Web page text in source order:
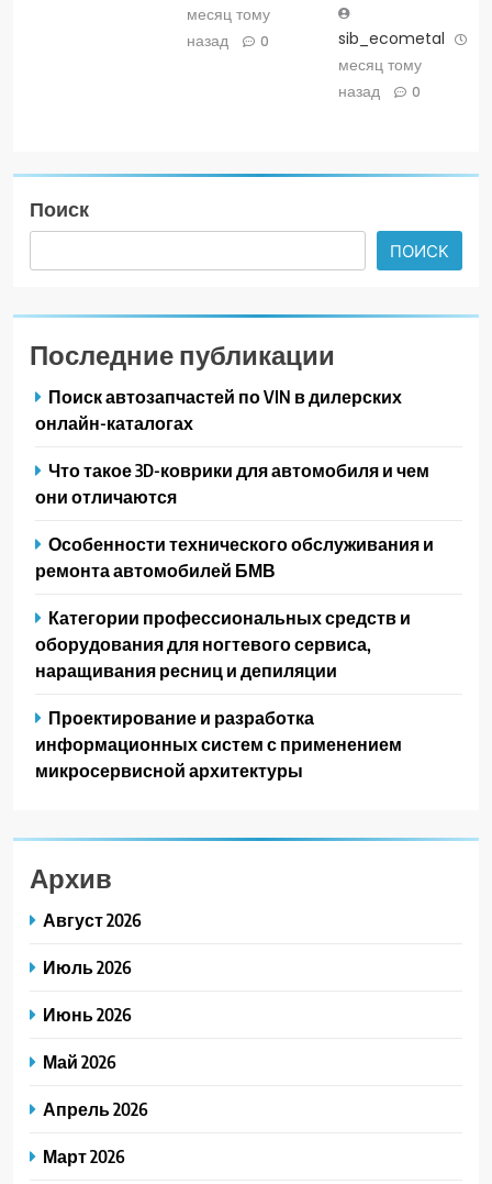
месяц тому
назад
0 sib_ecometal
месяц тому
назад
0
Поиск
ПОИСК
Последние публикации
Поиск автозапчастей по VIN в дилерских
онлайн-каталогах
Что такое 3D-коврики для автомобиля и чем
они отличаются
Особенности технического обслуживания и
ремонта автомобилей БМВ
Категории профессиональных средств и
оборудования для ногтевого сервиса,
наращивания ресниц и депиляции
Проектирование и разработка
информационных систем с применением
микросервисной архитектуры
Архив
Август 2026
Июль 2026
Июнь 2026
Май 2026
Апрель 2026
Март 2026